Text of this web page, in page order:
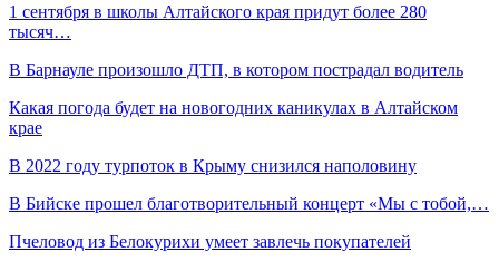
1 сентября в школы Алтайского края придут более 280
тысяч…
В Барнауле произошло ДТП, в котором пострадал водитель
Какая погода будет на новогодних каникулах в Алтайском
крае
В 2022 году турпоток в Крыму снизился наполовину
В Бийске прошел благотворительный концерт «Мы с тобой,…
Пчеловод из Белокурихи умеет завлечь покупателей